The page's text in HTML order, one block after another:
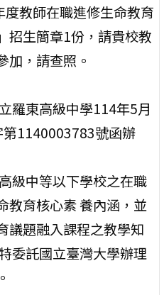
教師在職進修生命教育
招生簡章1份，請貴校教
加，請查照。
羅東高級中學114年5月
1140003783號函辦
級中等以下學校之在職
教育核心素 養內涵，並
議題融入課程之教學知
委託國立臺灣大學辦理